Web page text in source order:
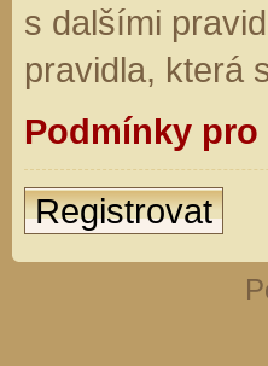
s dalšími
pravidla, která
Podmínky
Registrovat